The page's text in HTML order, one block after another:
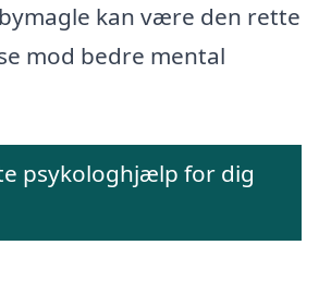
kan være den rette
mod bedre mental
psykologhjælp for dig